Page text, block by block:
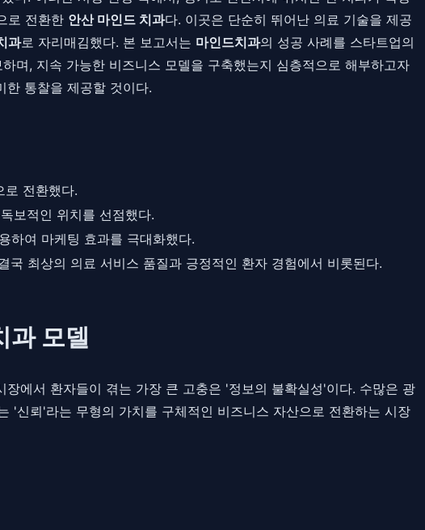
로 전환한 안산 마인드 치과다. 이곳은 단순히 뛰어난 의료 기술을 제공
과로 자리매김했다. 본 보고서는 마인드치과의 성공 사례를 스타트업의
며, 지속 가능한 비즈니스 모델을 구축했는지 심층적으로 해부하고자
한 통찰을 제공할 것이다.
로 전환했다.
보적인 위치를 선점했다.
하여 마케팅 효과를 극대화했다.
최상의 의료 서비스 품질과 긍정적인 환자 경험에서 비롯된다.
과 모델
에서 환자들이 겪는 가장 큰 고충은 '정보의 불확실성'이다. 수많은 광
'신뢰'라는 무형의 가치를 구체적인 비즈니스 자산으로 전환하는 시장